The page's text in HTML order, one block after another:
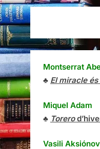
Montserrat
♣ El miracle
Miquel Adam
♣ Torero
Vasili Aksiónov